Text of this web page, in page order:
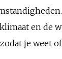
en de
je weet